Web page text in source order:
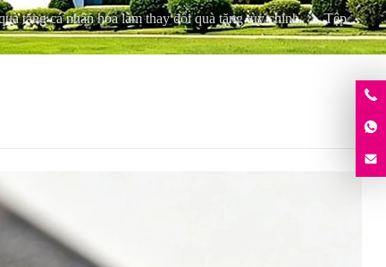
tặng cá nhân hóa làm thay đổi quà tặng tùy chỉnh Tệp đính kèm